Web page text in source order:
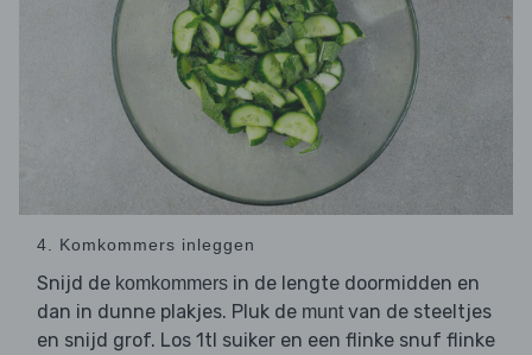
4. Komkommers inleggen
Snijd de komkommers in de lengte doormidden en
dan in dunne plakjes. Pluk de munt van de steeltjes
en snijd grof. Los 1tl suiker en een flinke snuf flinke